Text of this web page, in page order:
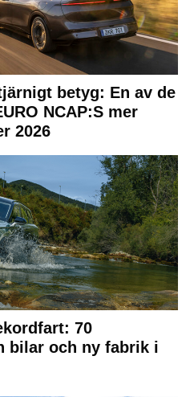
betyg: En av de
NCAP:S mer
2026
70
bilar och ny fabrik i